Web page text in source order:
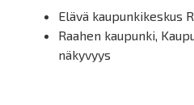
Elävä kaupunkikeskus
Raahen kaupunki,
näkyvyys